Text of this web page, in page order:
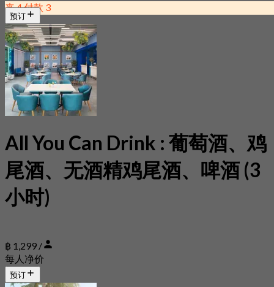
来 4 付款 3
预订
All You Can Drink : 葡萄酒、鸡
尾酒、无酒精鸡尾酒、啤酒 (3
小时)
฿ 1,299 /
每人净价
预订